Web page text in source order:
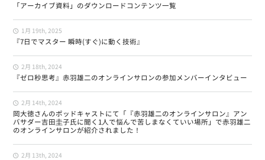
「アーカイブ資料」のダウンロードコンテンツ一覧
1月 19th, 2025
『7日でマスター 瞬時(すぐ)に動く技術』
2月 18th, 2024
『ゼロ秒思考』赤羽雄二のオンラインサロンの参加メンバーインタビュー
2月 14th, 2024
岡大徳さんのポッドキャストにて「『赤羽雄二のオンラインサロン』アン
バサダー吉田圭子氏に聞く1人で悩んで苦しまなくていい場所」で赤羽雄二
のオンラインサロンが紹介されました！
2月 13th, 2024